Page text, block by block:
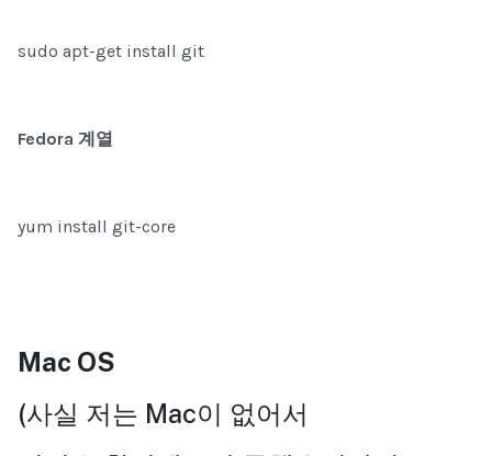
sudo apt-get install git
Fedora 계열
yum install git-core
Mac OS
(사실 저는 Mac이 없어서